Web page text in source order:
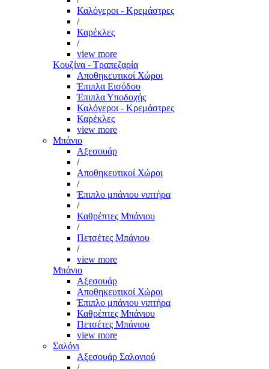
Καλόγεροι - Κρεμάστρες
/
Καρέκλες
/
view more
Κουζίνα - Τραπεζαρία
Αποθηκευτικοί Χώροι
Έπιπλα Εισόδου
Έπιπλα Υποδοχής
Καλόγεροι - Κρεμάστρες
Καρέκλες
view more
Μπάνιο
Αξεσουάρ
/
Αποθηκευτικοί Χώροι
/
Έπιπλο μπάνιου νιπτήρα
/
Καθρέπτες Μπάνιου
/
Πετσέτες Μπάνιου
/
view more
Μπάνιο
Αξεσουάρ
Αποθηκευτικοί Χώροι
Έπιπλο μπάνιου νιπτήρα
Καθρέπτες Μπάνιου
Πετσέτες Μπάνιου
view more
Σαλόνι
Αξεσουάρ Σαλονιού